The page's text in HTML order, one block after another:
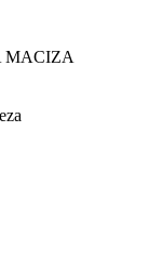
MACIZA